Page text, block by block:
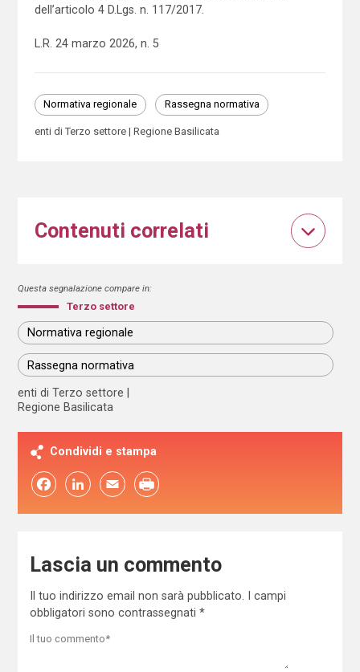
dell’articolo 4 D.Lgs. n. 117/2017.
L.R. 24 marzo 2026, n. 5
Normativa regionale Rassegna normativa
enti di Terzo settore Regione Basilicata
Contenuti correlati
Questa segnalazione compare in:
Terzo settore
Normativa regionale
Rassegna normativa
enti di Terzo settore
Regione Basilicata
Condividi e stampa
FacebookLinkedIn Email
Lascia un commento
Il tuo indirizzo email non sarà pubblicato.
I campi
obbligatori sono contrassegnati *